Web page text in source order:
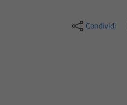
Condividi